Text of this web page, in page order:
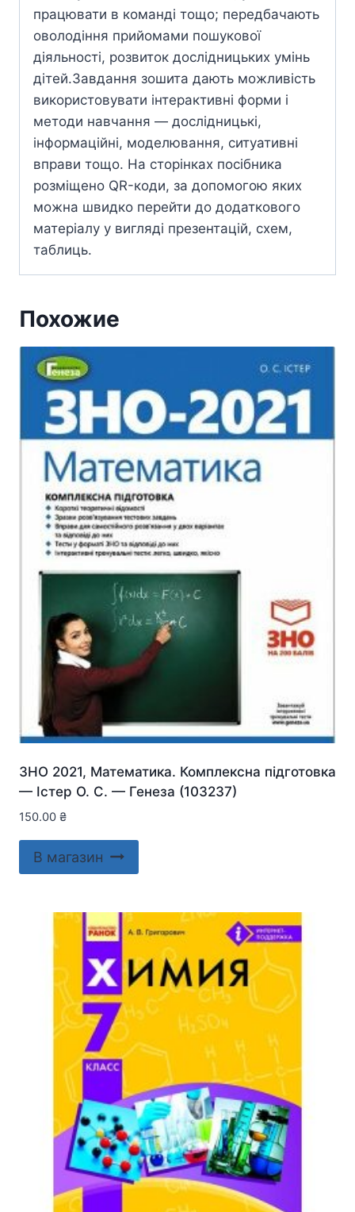
працювати в команді тощо; передбачають
оволодіння прийомами пошукової
діяльності, розвиток дослідницьких умінь
дітей.Завдання зошита дають можливість
використовувати інтерактивні форми і
методи навчання — дослідницькі,
інформаційні, моделювання, ситуативні
вправи тощо. На сторінках посібника
розміщено QR-коди, за допомогою яких
можна швидко перейти до додаткового
матеріалу у вигляді презентацій, схем,
таблиць.
Похожие
ЗНО 2021, Математика. Комплексна підготовка
— Істер О. С. — Генеза (103237)
150.00 ₴
В магазин